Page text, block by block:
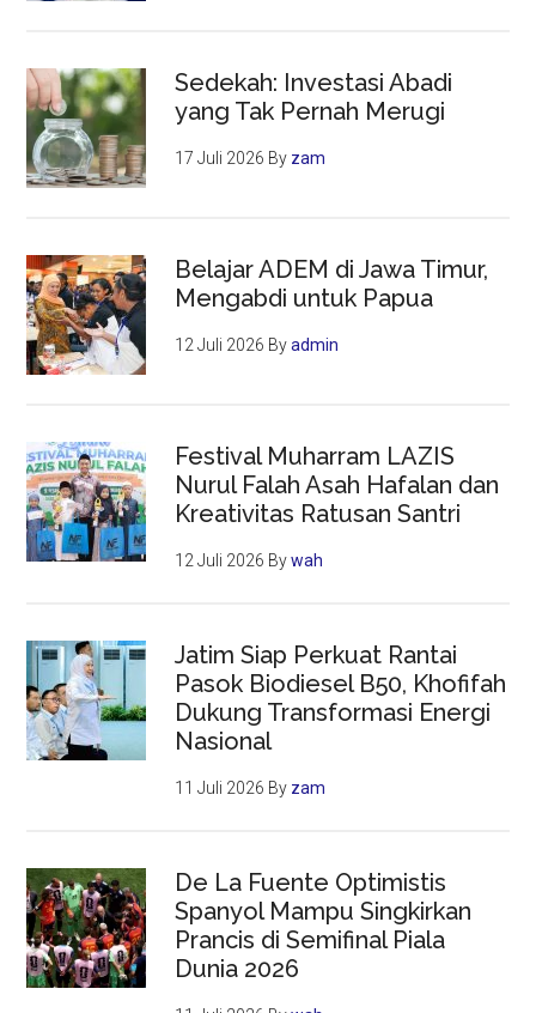
Sedekah: Investasi Abadi
yang Tak Pernah Merugi
17 Juli 2026 By zam
Belajar ADEM di Jawa Timur,
Mengabdi untuk Papua
12 Juli 2026 Byadmin
Festival Muharram LAZIS
Nurul Falah Asah Hafalan dan
Kreativitas Ratusan Santri
12 Juli 2026 Bywah
Jatim Siap Perkuat Rantai
Pasok Biodiesel B50, Khofifah
Dukung Transformasi Energi
Nasional
11 Juli 2026 By zam
De La Fuente Optimistis
Spanyol Mampu Singkirkan
Prancis di Semifinal Piala
Dunia 2026